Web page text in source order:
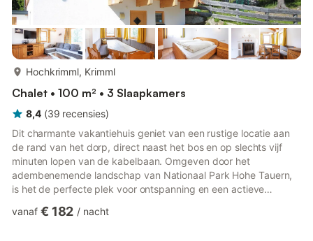
Hochkrimml, Krimml
Chalet • 100 m² • 3 Slaapkamers
8,4 (39 recensies)
Dit charmante vakantiehuis geniet van een rustige locatie aan
de rand van het dorp, direct naast het bos en op slechts vijf
minuten lopen van de kabelbaan. Omgeven door het
adembenemende landschap van Nationaal Park Hohe Tauern,
is het de perfecte plek voor ontspanning en een actieve
wandel-, nordic walking- en fietspaden. De Wildgerlosvallei
vanaf € 182 / nacht